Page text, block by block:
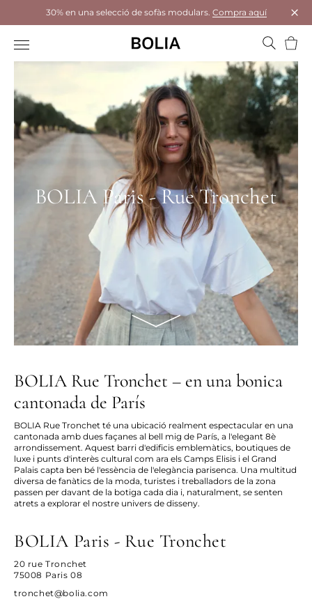
30% en una selecció de sofàs modulars. Compra aquí
BOLIA Paris - Rue Tronchet
BOLIA Rue Tronchet – en una bonica
cantonada de París
BOLIA Rue Tronchet té una ubicació realment espectacular en una
cantonada amb dues façanes al bell mig de París, a l'elegant 8è
arrondissement. Aquest barri d'edificis emblemàtics, boutiques de
luxe i punts d'interès cultural com ara els Camps Elisis i el Grand
Palais capta ben bé l'essència de l'elegància parisenca. Una multitud
diversa de fanàtics de la moda, turistes i treballadors de la zona
passen per davant de la botiga cada dia i, naturalment, se senten
atrets a explorar el nostre univers de disseny.
BOLIA Paris - Rue Tronchet
20 rue Tronchet
75008 Paris 08
tronchet@bolia.com